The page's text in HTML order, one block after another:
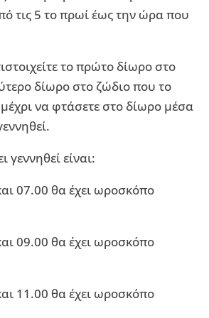
τις 5 το πρωί έως την ώρα που
το πρώτο δίωρο στο
δίωρο στο ζώδιο που το
να φτάσετε στο δίωρο μέσα
είναι:
07.00 θα έχει ωροσκόπο
09.00 θα έχει ωροσκόπο
11.00 θα έχει ωροσκόπο